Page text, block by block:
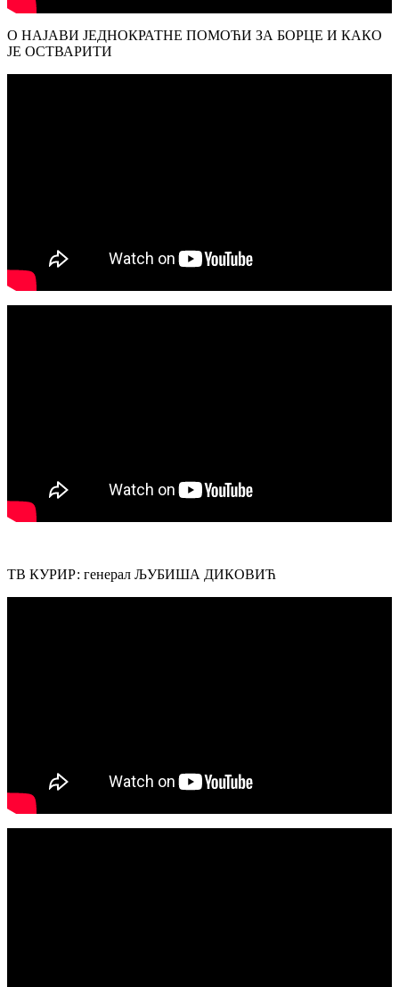
О НАЈАВИ ЈЕДНОКРАТНЕ ПОМОЋИ ЗА БОРЦЕ И КАКО
ЈЕ ОСТВАРИТИ
ТВ КУРИР: генерал ЉУБИША ДИКОВИЋ